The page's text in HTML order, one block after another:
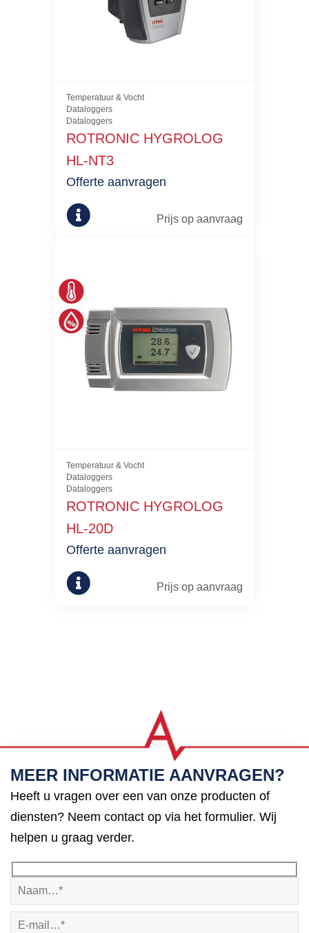
Temperatuur & Vocht
Dataloggers
Dataloggers
ROTRONIC HYGROLOG
HL-NT3
Prijs op aanvraag
Offerte aanvragen
Temperatuur & Vocht
Dataloggers
Dataloggers
ROTRONIC HYGROLOG
HL-20D
Prijs op aanvraag
Offerte aanvragen
MEER INFORMATIE AANVRAGEN?
Heeft u vragen over een van onze producten of
diensten? Neem contact op via het formulier. Wij
helpen u graag verder.